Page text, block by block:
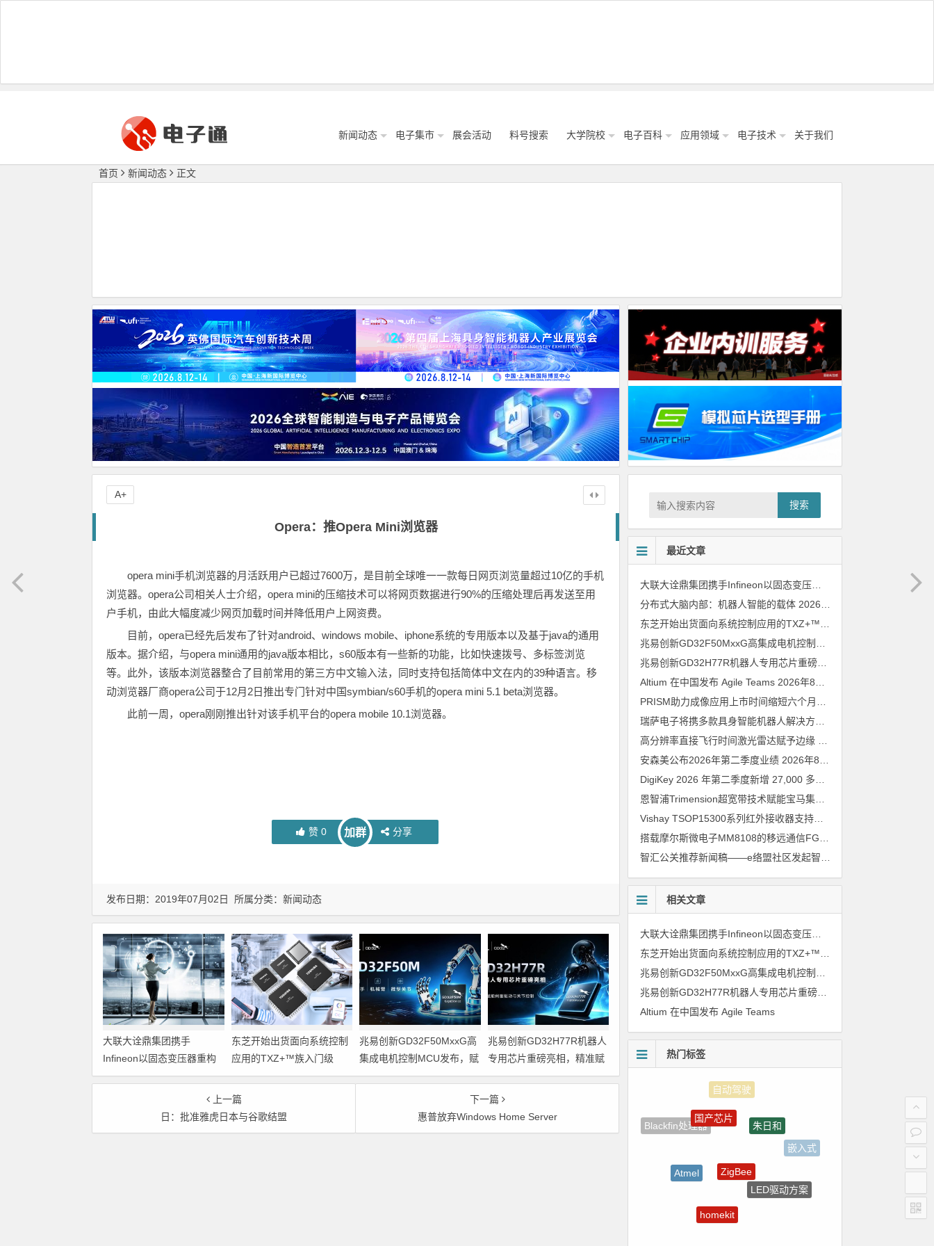
新闻动态 电子集市 展会活动 料号搜索 大学院校 电子百科 应用领域 电子技术 关于我们
首页 新闻动态 正文
Opera：推Opera Mini浏览器
opera mini手机浏览器的月活跃用户已超过7600万，是目前全球唯一一款每日网页浏览量超过10亿的手机
浏览器。opera公司相关人士介绍，opera mini的压缩技术可以将网页数据进行90%的压缩处理后再发送至用
户手机，由此大幅度减少网页加载时间并降低用户上网资费。
目前，opera已经先后发布了针对android、windows mobile、iphone系统的专用版本以及基于java的通用
版本。据介绍，与opera mini通用的java版本相比，s60版本有一些新的功能，比如快速拨号、多标签浏览
等。此外，该版本浏览器整合了目前常用的第三方中文输入法，同时支持包括简体中文在内的39种语言。移
动浏览器厂商opera公司于12月2日推出专门针对中国symbian/s60手机的opera mini 5.1 beta浏览器。
此前一周，opera刚刚推出针对该手机平台的opera mobile 10.1浏览器。
赞0 加群 分享
A+
发布日期：2019年07月02日 所属分类： 新闻动态
大联大诠鼎集团携手
Infineon以固态变压器重构
配电效率新标杆
东芝开始出货面向系统控制
应用的TXZ+™族入门级
M4V组（搭载Arm
Cortex‑M4内核的标准微控
制器）工程样品
兆易创新GD32F50MxxG高
集成电机控制MCU发布，赋
能人形机器人关节驱动革新
兆易创新GD32H77R机器人
专用芯片重磅亮相，精准赋
能伺服驱动与关节控制
上一篇
日：批准雅虎日本与谷歌结盟
下一篇
惠普放弃Windows Home Server
搜索
最近文章
大联大诠鼎集团携手Infineon以固态变压器重构配电效率新标杆
分布式大脑内部：机器人智能的载体 2026年8月6日
兆易创新GD32H77R机器人专用芯片重磅亮相，精准赋能伺服驱动与关节控制
Altium 在中国发布 Agile Teams 2026年8月6日
安森美公布2026年第二季度业绩 2026年8月6日
恩智浦Trimension超宽带技术赋能宝马集团Digital Key Plus及生命体存在检测功能
Vishay TSOP15300系列红外接收器支持所有主流遥控代码
相关文章
大联大诠鼎集团携手Infineon以固态变压器重构配电效率新标杆
兆易创新GD32H77R机器人专用芯片重磅亮相，精准赋能伺服驱动与关节控制
Altium 在中国发布 Agile Teams
热门标签
Blackfin处理器
国产芯片
朱日和
嵌入式
LED驱动方案
树莓派-Raspberry Pi
ADI
homekit